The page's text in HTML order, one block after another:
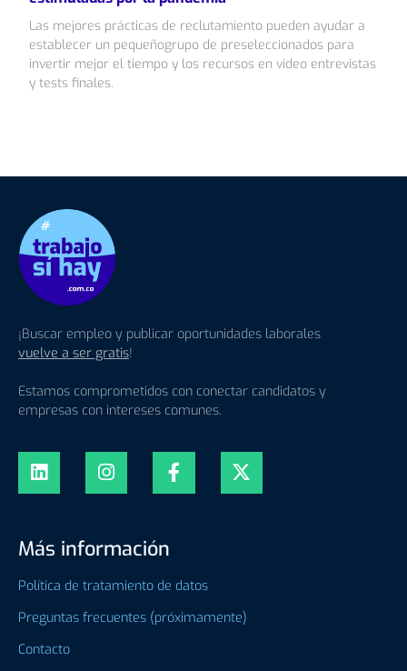
Las mejores prácticas de reclutamiento pueden ayudar a
establecer un pequeñogrupo de preseleccionados para
invertir mejor el tiempo y los recursos en video entrevistas
y tests finales.
¡Buscar empleo y publicar oportunidades laborales
vuelve a ser gratis!
Estamos comprometidos con conectar candidatos y
empresas con intereses comunes.
Más información
Política de tratamiento de datos
Preguntas frecuentes (próximamente)
Contacto